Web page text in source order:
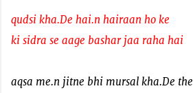
qudsi kha.De hai.n hairaan ho ke
ki sidra se aage bashar jaa raha hai
aqsa me.n jitne bhi mursal kha.De the